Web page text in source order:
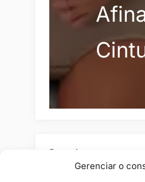
Gerenciar o
Pesquisar